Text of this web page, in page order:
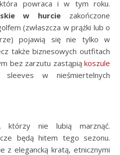
powraca i w tym roku.
w hurcie zakończone
(zwłaszcza w prążki lub o
pojawią się nie tylko w
także biznesowych outfitach
bez zarzutu zastąpią koszule
w nieśmiertelnych
którzy nie lubią marznąć.
będą hitem tego sezonu.
z elegancką kratą, etnicznymi